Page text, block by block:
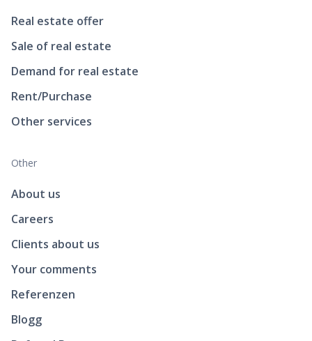
Real estate offer
Sale of real estate
Demand for real estate
Rent/Purchase
Other services
Other
About us
Careers
Clients about us
Your comments
Referenzen
Blogg